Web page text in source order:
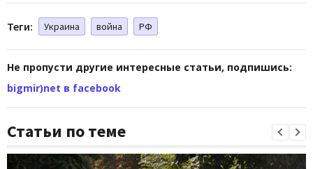
Теги: Украина война РФ
Не пропусти другие интересные статьи, подпишись:
bigmir)net в facebook
Статьи по теме